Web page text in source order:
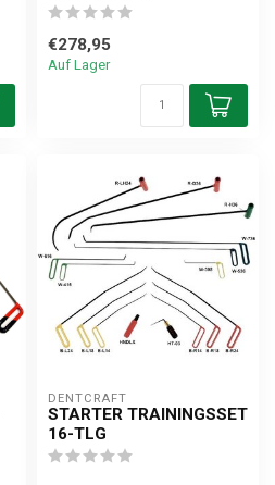
€278,95
Auf Lager
DENTCRAFT
STARTER TRAININGSSET
16-TLG